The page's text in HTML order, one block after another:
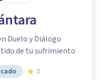
Duelo y Diálogo
de tu sufrimiento
5